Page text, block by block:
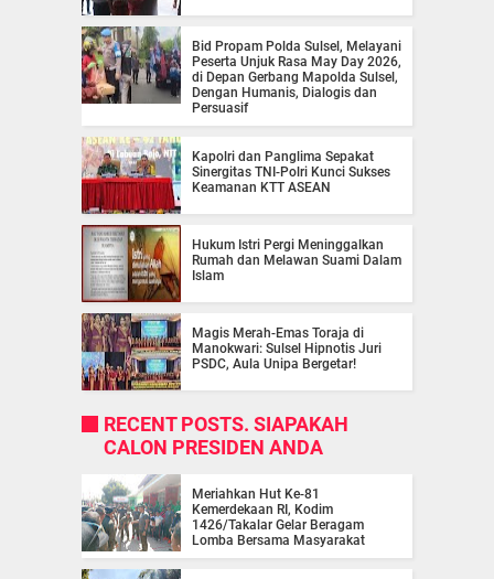
Bid Propam Polda Sulsel, Melayani
Peserta Unjuk Rasa May Day 2026,
di Depan Gerbang Mapolda Sulsel,
Dengan Humanis, Dialogis dan
Persuasif
Kapolri dan Panglima Sepakat
Sinergitas TNI-Polri Kunci Sukses
Keamanan KTT ASEAN
Hukum Istri Pergi Meninggalkan
Rumah dan Melawan Suami Dalam
Islam
Magis Merah-Emas Toraja di
Manokwari: Sulsel Hipnotis Juri
PSDC, Aula Unipa Bergetar!
RECENT POSTS. SIAPAKAH
CALON PRESIDEN ANDA
Meriahkan Hut Ke-81
Kemerdekaan RI, Kodim
1426/Takalar Gelar Beragam
Lomba Bersama Masyarakat